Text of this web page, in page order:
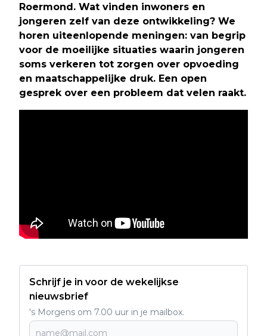
Roermond. Wat vinden inwoners en
jongeren zelf van deze ontwikkeling? We
horen uiteenlopende meningen: van begrip
voor de moeilijke situaties waarin jongeren
soms verkeren tot zorgen over opvoeding
en maatschappelijke druk. Een open
gesprek over een probleem dat velen raakt.
Schrijf je in voor de wekelijkse
nieuwsbrief
's Morgens om 7.00 uur in je mailbox.